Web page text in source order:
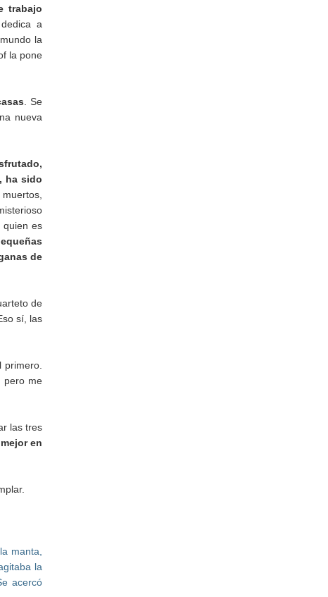
trabajo
a
la
la pone
. Se
nueva
ha sido
quien es
de
de
sí, las
pero me
las tres
en
manta,
la
acercó